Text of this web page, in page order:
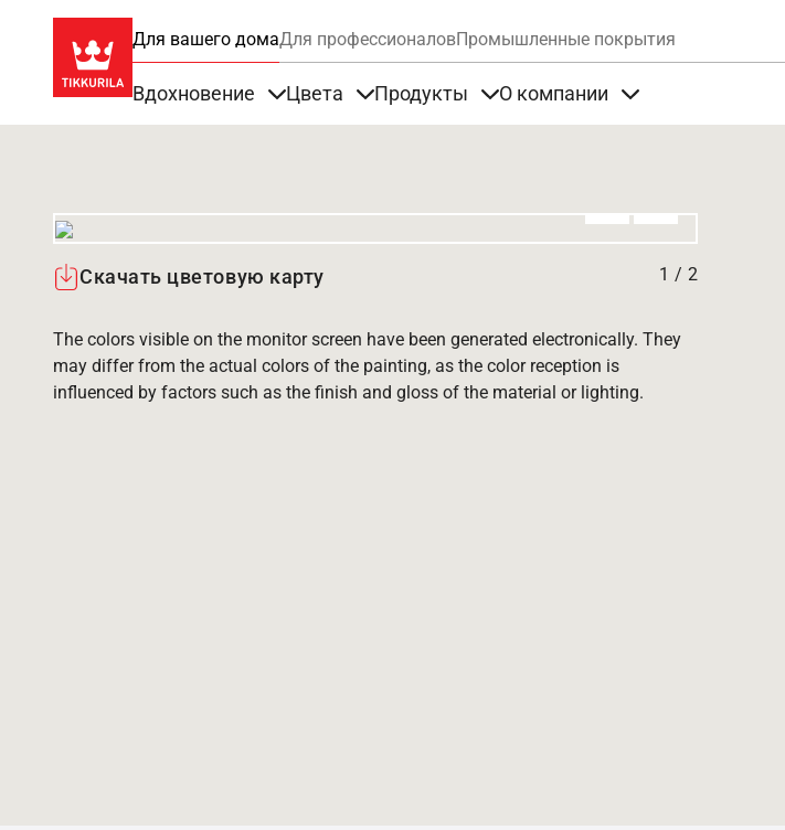
Для вашего домаДля профессионаловПромышленные покрытия
Вдохновение Цвета Продукты О компании
Скачать цветовую карту 1 / 2
The colors visible on the monitor screen have been generated electronically. They
may differ from the actual colors of the painting, as the color reception is
influenced by factors such as the finish and gloss of the material or lighting.